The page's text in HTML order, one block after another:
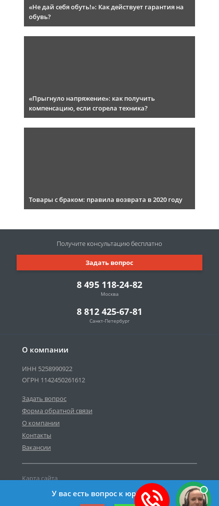
«Не дай себя обуть!»: Как действует гарантия на
обувь?
«Прыгнуло напряжение»: как получить
компенсацию, если сгорела техника?
Товары с браком: правила возврата в 2020 году
О компании
ИНН 5258990922
ОГРН 1142450261612
Задать вопрос
Форма обратной связи
О компании
Контакты
Вакансии
Карта сайта
Политика персональных данных
8 495 118-24-82
Москва
8 812 425-67-81
Санкт-Петербург
Задать вопрос
Получите консультациюбесплатно
У вас есть вопрос к юристу?